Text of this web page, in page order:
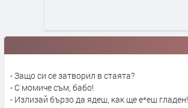
- Защо си се затворил в стаята?
- С момиче съм, бабо!
- Излизай бързо да ядеш, как ще е*еш гладен!